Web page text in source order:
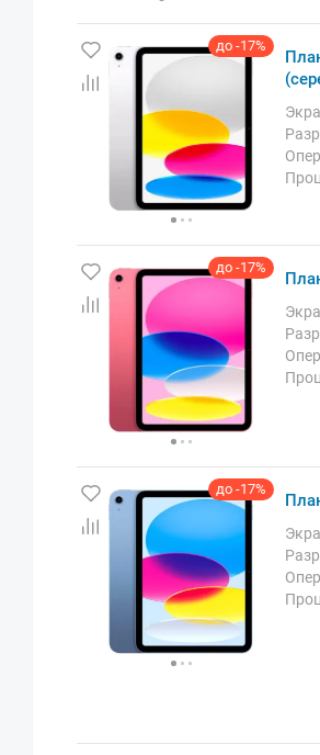
до -17%
до -17%
до -17%